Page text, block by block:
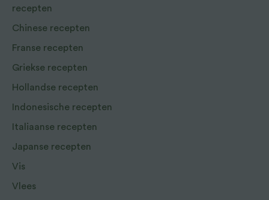
recepten
Chinese recepten
Franse recepten
Griekse recepten
Hollandse recepten
Indonesische recepten
Italiaanse recepten
Japanse recepten
Vis
Vlees